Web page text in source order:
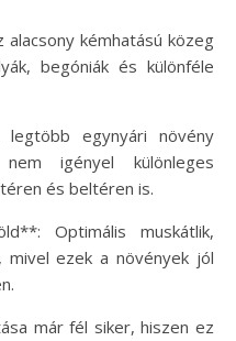
kémhatású közeg
begóniák és különféle
egynyári növény
igényel különleges
és beltéren is.
Optimális muskátlik,
mivel ezek a növények jól
már fél siker, hiszen ez